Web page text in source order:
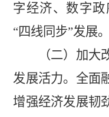
字经济、数字
“四线同步”发展。
（二）加
发展活力。 全面
增强经济发展韧